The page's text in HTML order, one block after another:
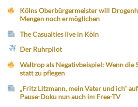
Kölns Oberbürgermeister will
Mengen noch ermöglichen
The Casualties live in Köln
Der Ruhrpilot
Waltrop als Negativbeispiel: Wenn die
statt zu pflegen
„Fritz Litzmann, mein Vater und ich“
Pause-Doku nun auch im Free-TV